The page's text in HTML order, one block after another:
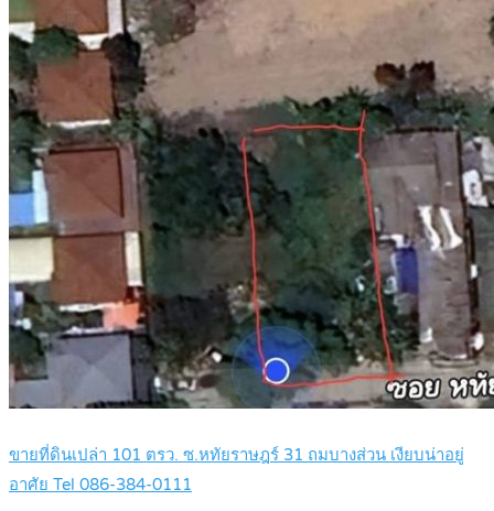
ขายที่ดินเปล่า 101 ตรว. ซ.หทัยราษฎร์ 31 ถมบางส่วน เงียบน่าอยู่
อาศัย Tel 086-384-0111